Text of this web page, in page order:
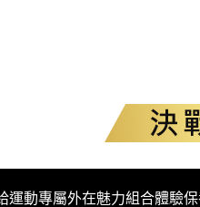
運動專屬外在魅力組合體驗保